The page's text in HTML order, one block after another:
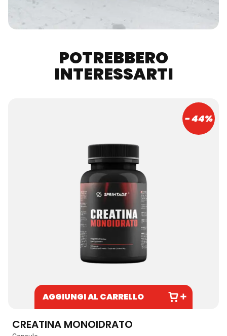
POTREBBERO
INTERESSARTI
- 44%
AGGIUNGI AL CARRELLO
CREATINA MONOIDRATO